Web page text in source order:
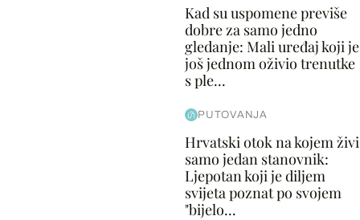
Kad su uspomene previše
dobre za samo jedno
gledanje: Mali uređaj koji je
još jednom oživio trenutke
s ple...
PUTOVANJA
Hrvatski otok na kojem živi
samo jedan stanovnik:
Ljepotan koji je diljem
svijeta poznat po svojem
"bijelo...